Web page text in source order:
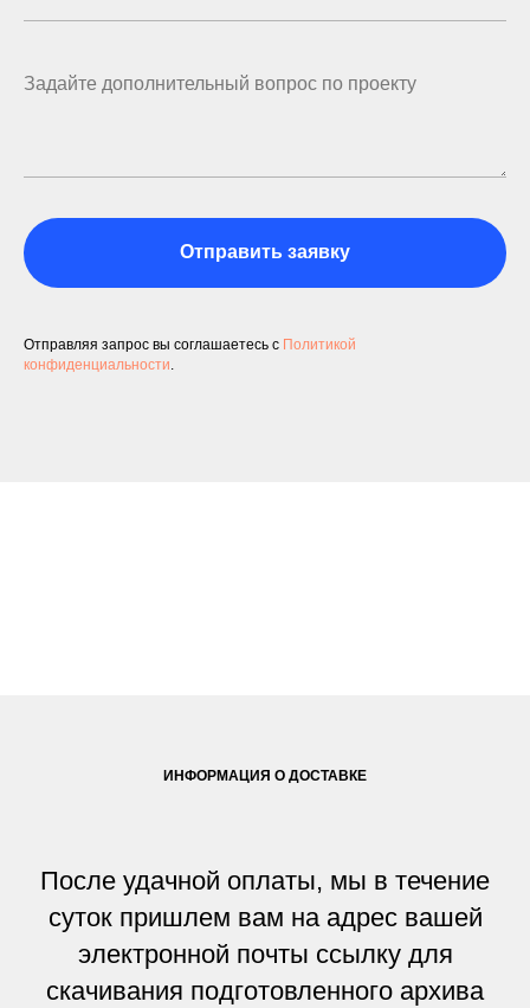
Отправить заявку
Отправляя запрос вы соглашаетесь с Политикой
конфиденциальности.
ИНФОРМАЦИЯ О ДОСТАВКЕ
После удачной оплаты, мы в течение
суток пришлем вам на адрес вашей
электронной почты ссылку для
скачивания подготовленного архива